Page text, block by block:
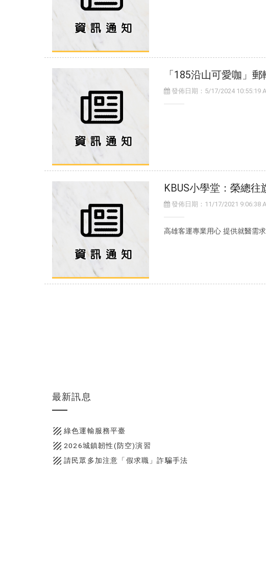
「185沿山可愛咖」
發佈日期：5/17/2024 10:55:19
KBUS小學堂：榮總
發佈日期：11/17/2021 9:06:38
高雄客運專業用心 提供就醫需
最新訊息
texture 綠色運輸服務平臺
texture 2026城鎮韌性(防空)演習
texture 請民眾多加注意「假求職」詐騙手法